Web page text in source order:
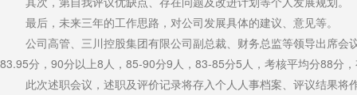
最后，未来三年的工作思路，对公司发展具体的建议、意见等。
公司高管、三川控股集团有限公司副总裁、财务总监等领导出席会
83.95分，90分以上8人，85-90分9人，83-85分5人，考核平均分88分
此次述职会议，述职及评价记录将存入个人人事档案、评议结果将